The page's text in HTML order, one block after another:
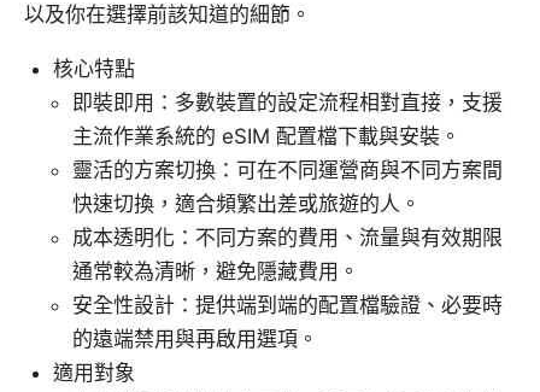
以及你在選擇前該知道的細節。
核心特點
即裝即用：多數裝置的設定流程相對直接，支援
主流作業系統的 eSIM 配置檔下載與安裝。
靈活的方案切換：可在不同運營商與不同方案間
快速切換，適合頻繁出差或旅遊的人。
成本透明化：不同方案的費用、流量與有效期限
通常較為清晰，避免隱藏費用。
安全性設計：提供端到端的配置檔驗證、必要時
的遠端禁用與再啟用選項。
適用對象